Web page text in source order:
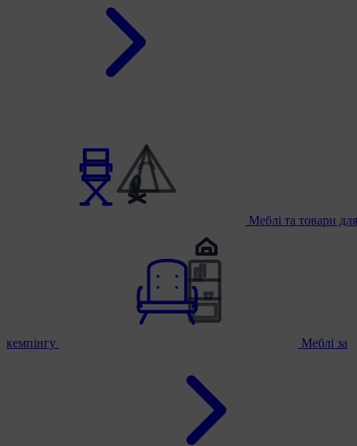
Меблі та товари для
кемпінгу Меблі за